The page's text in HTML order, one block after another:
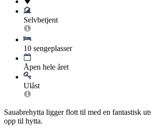
Selvbetjent
10 sengeplasser
Åpen hele året
Ulåst
Sauabrehytta ligger flott til med en fantastisk
opp til hytta.